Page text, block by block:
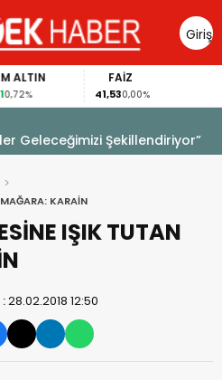
Giriş
Yap
ALTIN
0,72%
FAİZ
41,530,00%
Geleceğimizi Şekillendiriyor”
KARAİN
IŞIK TUTAN
28.02.2018 12:50